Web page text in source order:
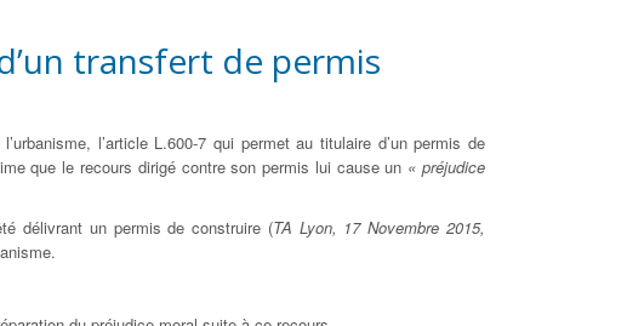
transfert de permis
l’article L.600-7 qui permet au titulaire d’un permis de
que le recours dirigé contre son permis lui cause un « préjudice
délivrant un permis de construire (TA Lyon, 17 Novembre 2015,